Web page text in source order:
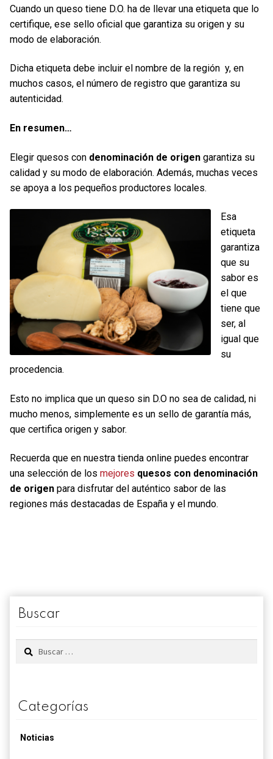
Cuando un queso tiene D.O. ha de llevar una etiqueta que lo
certifique, ese sello oficial que garantiza su origen y su
modo de elaboración.
Dicha etiqueta debe incluir el nombre de la región y, en
muchos casos, el número de registro que garantiza su
autenticidad.
En resumen…
Elegir quesos con denominación de origen garantiza su
calidad y su modo de elaboración. Además, muchas veces
se apoya a los pequeños productores locales.
Esa
etiqueta
garantiza
que su
sabor es
el que
tiene que
ser, al
igual que
su
procedencia.
Esto no implica que un queso sin D.O no sea de calidad, ni
mucho menos, simplemente es un sello de garantía más,
que certifica origen y sabor.
Recuerda que en nuestra tienda online puedes encontrar
una selección de los mejores quesos con denominación
de origen para disfrutar del auténtico sabor de las
regiones más destacadas de España y el mundo.
Buscar
Buscar:
Categorías
Noticias